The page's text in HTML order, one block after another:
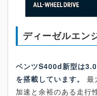
ディーゼルエン
ベンツS400d新型は
を搭載しています。
最
加速と余裕のある走行